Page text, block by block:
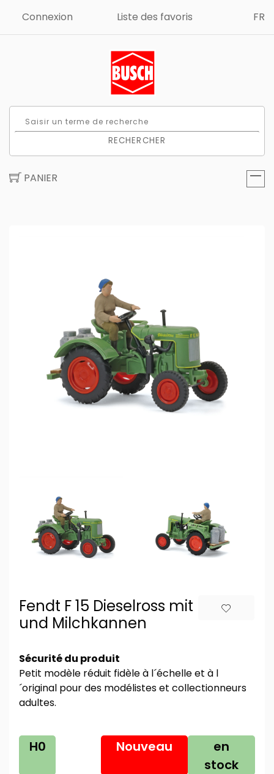
Connexion Liste des favoris FR
RECHERCHER
PANIER
Fendt F 15 Dieselross mit Bäuerin
und Milchkannen
Sécurité du produit
Petit modèle réduit fidèle à l´échelle et à l
´original pour des modélistes et collectionneurs
adultes.
H0 Nouveau
en
stock